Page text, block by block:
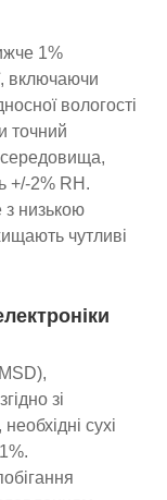
1%
включаючи
вологості
точний
середовища,
+/-2% RH.
з низькою
чутливі
зі
сухі